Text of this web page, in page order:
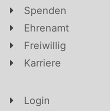
Spenden
Ehrenamt
Freiwillig
Karriere
Login